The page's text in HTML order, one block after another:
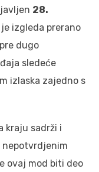
28.
izgleda prerano
dugo
sledeće
izlaska zajedno s
kraju sadrži i
nepotvrdjenim
ovaj mod biti deo